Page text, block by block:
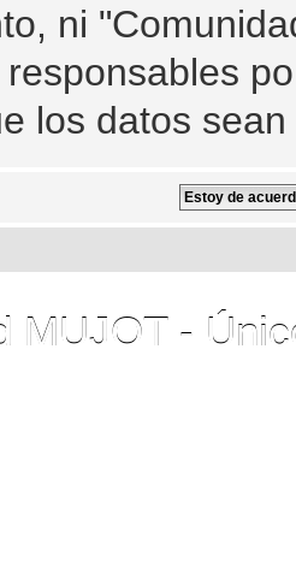
ni
los datos
MUJOT -